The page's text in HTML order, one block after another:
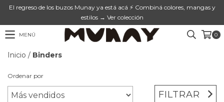
El regreso de los buzos Munay ya está acá ⚡ Combiná colores, mangas y
estilos → Ver colección
MENÚ 0
Inicio / Binders
Ordenar por
FILTRAR